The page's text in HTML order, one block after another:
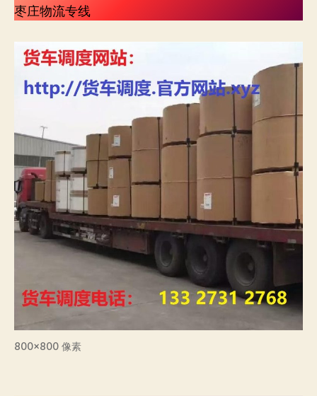
枣庄物流专线
800×800 像素